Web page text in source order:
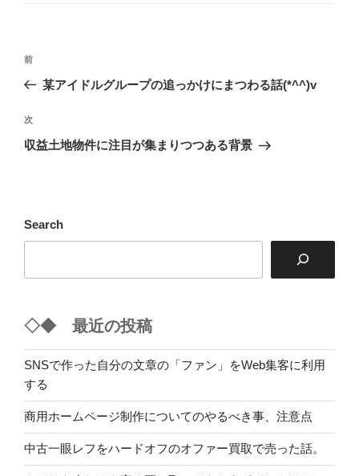
投
ビ
ゲ
ン
前
の
稿
前
某アイドルグループの追っかけにまつわる話(*^^)v
次
の
次
収益土地物件に注目が集まりつつある背景
Search
◇◆ 最近の投稿
SNSで作った自分の文章の「ファン」をWeb集客に利用
する
商用ホームページ制作についてのやるべき事、注意点
中古一眼レフをハードオフのオファー買取で売った話。